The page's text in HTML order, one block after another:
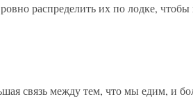
распределить их по лодке,
связь между тем, что мы едим, и